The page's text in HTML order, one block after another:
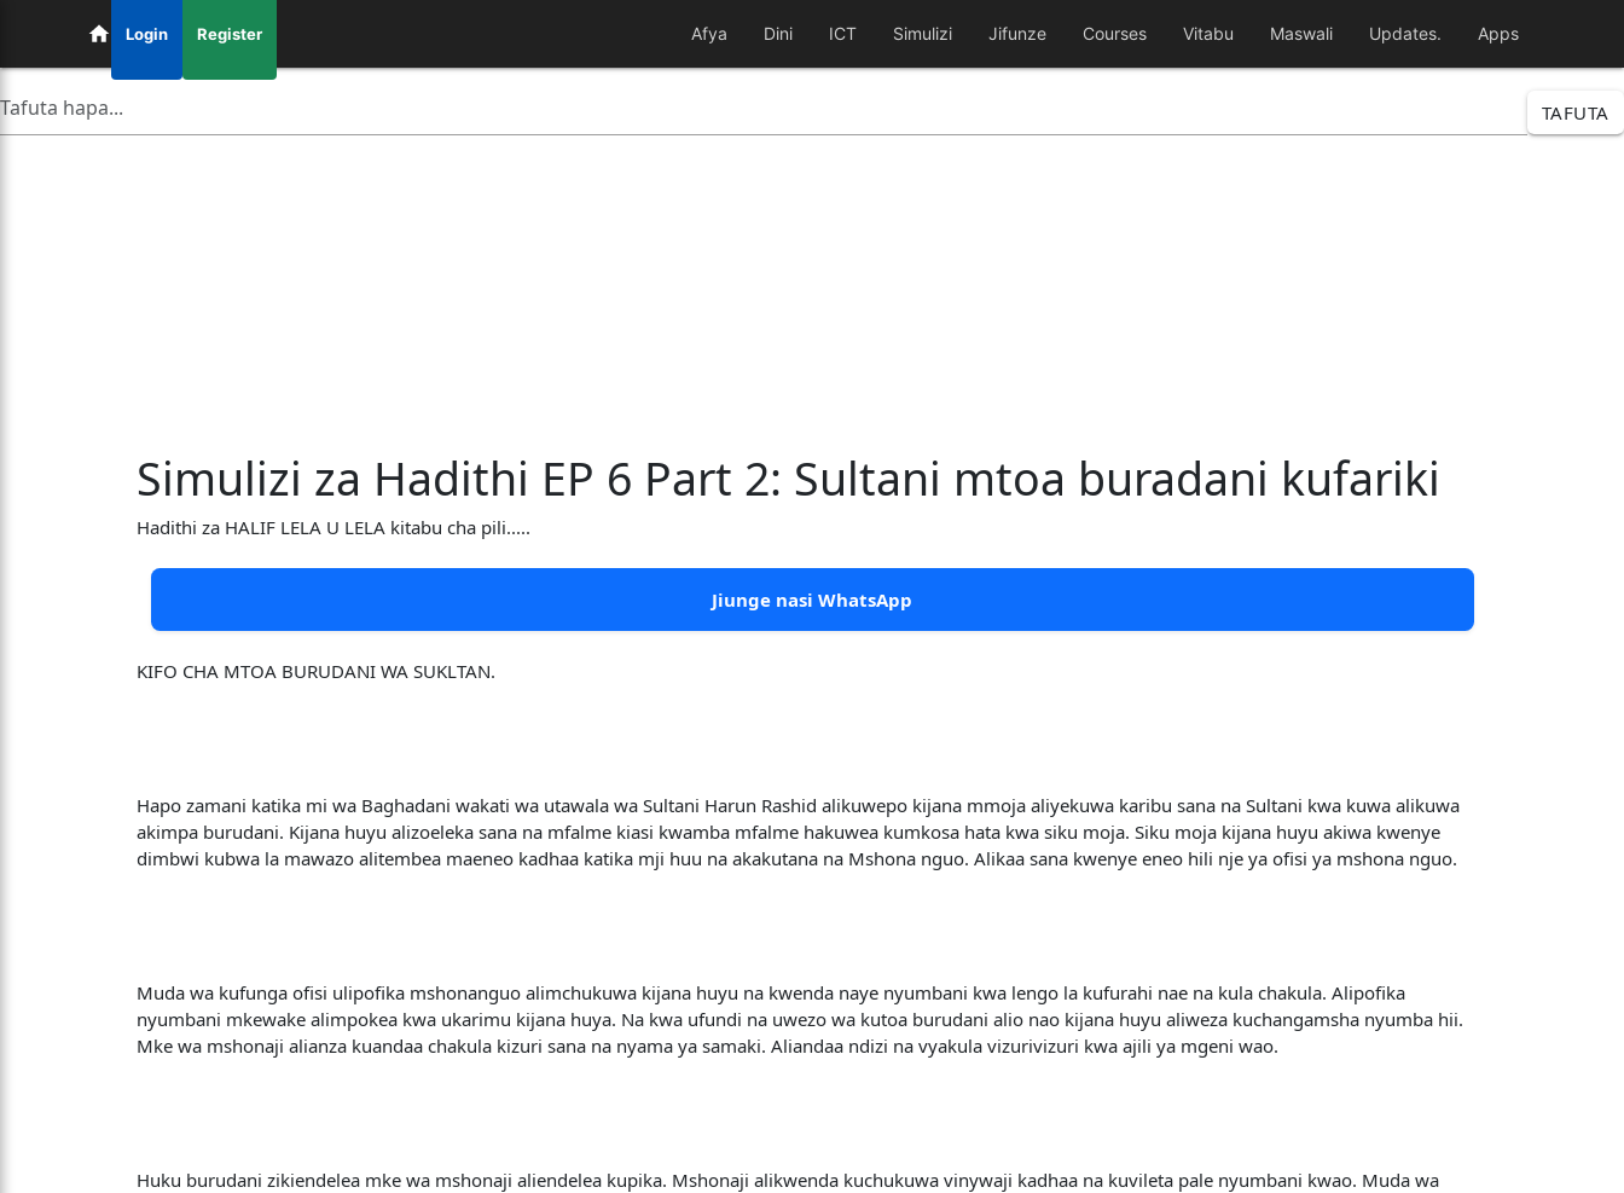
Login Register Afya Dini ICT Simulizi Jifunze Courses Vitabu Maswali Updates. Apps
TAFUTA
Simulizi za Hadithi EP 6 Part 2: Sultani mtoa buradani kufariki
Hadithi za HALIF LELA U LELA kitabu cha pili.....
Jiunge nasi WhatsApp
KIFO CHA MTOA BURUDANI WA SUKLTAN.
Hapo zamani katika mi wa Baghadani wakati wa utawala wa Sultani Harun Rashid alikuwepo kijana mmoja aliyekuwa karibu sana na Sultani kwa kuwa alikuwa
akimpa burudani. Kijana huyu alizoeleka sana na mfalme kiasi kwamba mfalme hakuwea kumkosa hata kwa siku moja. Siku moja kijana huyu akiwa kwenye
dimbwi kubwa la mawazo alitembea maeneo kadhaa katika mji huu na akakutana na Mshona nguo. Alikaa sana kwenye eneo hili nje ya ofisi ya mshona nguo.
Muda wa kufunga ofisi ulipofika mshonanguo alimchukuwa kijana huyu na kwenda naye nyumbani kwa lengo la kufurahi nae na kula chakula. Alipofika
nyumbani mkewake alimpokea kwa ukarimu kijana huya. Na kwa ufundi na uwezo wa kutoa burudani alio nao kijana huyu aliweza kuchangamsha nyumba hii.
Mke wa mshonaji alianza kuandaa chakula kizuri sana na nyama ya samaki. Aliandaa ndizi na vyakula vizurivizuri kwa ajili ya mgeni wao.
Huku burudani zikiendelea mke wa mshonaji aliendelea kupika. Mshonaji alikwenda kuchukuwa vinywaji kadhaa na kuvileta pale nyumbani kwao. Muda wa